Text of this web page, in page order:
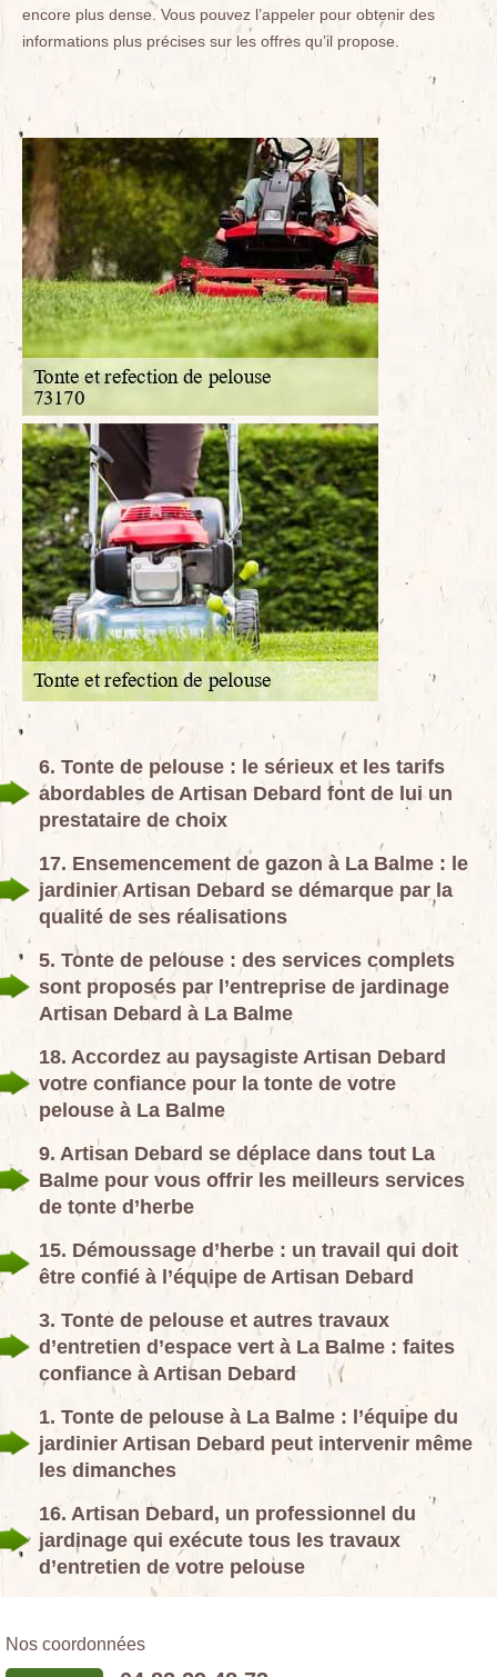
encore plus dense. Vous pouvez l’appeler pour obtenir des
informations plus précises sur les offres qu’il propose.
6. Tonte de pelouse : le sérieux et les tarifs
abordables de Artisan Debard font de lui un
prestataire de choix
17. Ensemencement de gazon à La Balme : le
jardinier Artisan Debard se démarque par la
qualité de ses réalisations
5. Tonte de pelouse : des services complets
sont proposés par l’entreprise de jardinage
Artisan Debard à La Balme
18. Accordez au paysagiste Artisan Debard
votre confiance pour la tonte de votre
pelouse à La Balme
9. Artisan Debard se déplace dans tout La
Balme pour vous offrir les meilleurs services
de tonte d’herbe
15. Démoussage d’herbe : un travail qui doit
être confié à l’équipe de Artisan Debard
3. Tonte de pelouse et autres travaux
d’entretien d’espace vert à La Balme : faites
confiance à Artisan Debard
1. Tonte de pelouse à La Balme : l’équipe du
jardinier Artisan Debard peut intervenir même
les dimanches
16. Artisan Debard, un professionnel du
jardinage qui exécute tous les travaux
d’entretien de votre pelouse
Nos coordonnées